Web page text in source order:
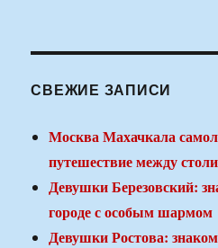
СВЕЖИЕ ЗАПИСИ
Москва Махачкала
путешествие между
Девушки Березовский:
городе с особым шармом
Девушки Ростова: